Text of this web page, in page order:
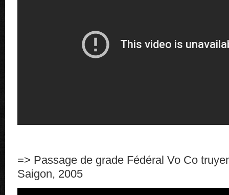
=> Passage de grade Fédéral Vo Co
Saigon, 2005